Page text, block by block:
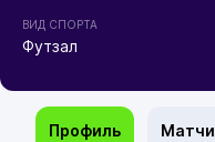
ВИД СПОРТА
Футзал
Профиль Матчи